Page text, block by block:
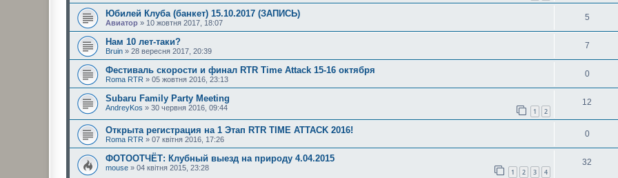
Юбилей Клуба (банкет) 15.10.2017 (ЗАПИСЬ)
Авиатор » 10 жовтня 2017, 18:07
5
Нам 10 лет-таки?
Bruin » 28 вересня 2017, 20:39
7
Фестиваль скорости и финал RTR Time Attack 15-16 октября
Roma RTR » 05 жовтня 2016, 23:13
0
Subaru Family Party Meeting
AndreyKos » 30 червня 2016, 09:44 1 2
12
Открыта регистрация на 1 Этап RTR TIME ATTACK 2016!
Roma RTR » 07 квітня 2016, 17:26
0
ФОТООТЧЁТ: Клубный выезд на природу 4.04.2015
mouse » 04 квітня 2015, 23:28 1 2 3 4
32